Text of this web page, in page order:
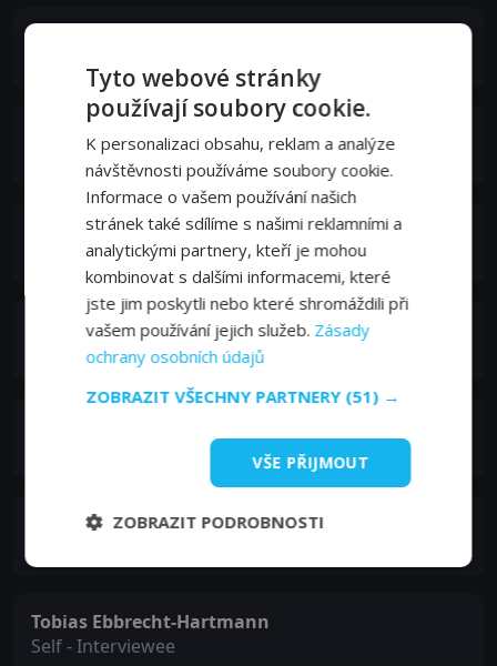
Peter Klein
Self - Interviewee
Martin Kröger
Self - Interviewee
Martin Cüppers
Self - Interviewee
Marcus Gryglewski
Tobias Ebbrecht-Hartmann
Self - Interviewee
Tyto webové stránky
používají soubory cookie.
K personalizaci obsahu, reklam a analýze
návštěvnosti používáme soubory cookie.
Informace o vašem používání našich
stránek také sdílíme s našimi reklamními a
analytickými partnery, kteří je mohou
kombinovat s dalšími informacemi, které
jste jim poskytli nebo které shromáždili při
vašem používání jejich služeb. Zásady
ochrany osobních údajů
ZOBRAZIT VŠECHNY PARTNERY (51) →
VŠE PŘIJMOUT
ZOBRAZIT PODROBNOSTI